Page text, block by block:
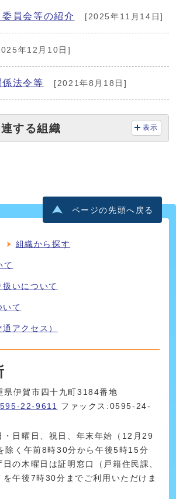
員会等の紹介 [2025年11月14日]
年12月10日]
法令等 [2021年8月18日]
する組織 表示
ページの先頭へ戻る
組織から探す
て
いについて
いて
アクセス）
伊賀市四十九町3184番地
22-9611
ファックス:0595-24-
・日曜日、祝日、年末年始（12月29
除く午前8時30分から午後5時15分
の木曜日は証明窓口（戸籍住民課、
を午後7時30分までご利用いただけま